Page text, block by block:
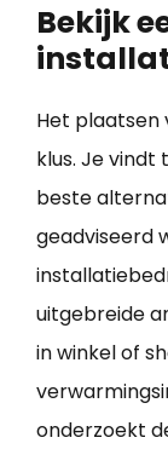
Bekijk
Het plaatsen
klus. Je vindt
beste
geadviseerd
uitgebreide
in winkel of
onderzoekt